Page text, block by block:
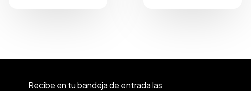
Recibe en tu bandeja de entrada las